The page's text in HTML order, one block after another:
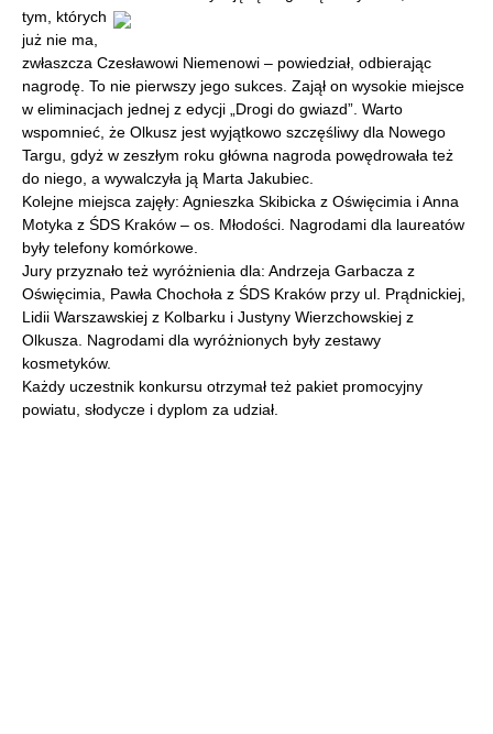
tym, których
już nie ma,
zwłaszcza Czesławowi Niemenowi – powiedział, odbierając
nagrodę. To nie pierwszy jego sukces. Zajął on wysokie miejsce
w eliminacjach jednej z edycji „Drogi do gwiazd”. Warto
wspomnieć, że Olkusz jest wyjątkowo szczęśliwy dla Nowego
Targu, gdyż w zeszłym roku główna nagroda powędrowała też
do niego, a wywalczyła ją Marta Jakubiec.
Kolejne miejsca zajęły: Agnieszka Skibicka z Oświęcimia i Anna
Motyka z ŚDS Kraków – os. Młodości. Nagrodami dla laureatów
były telefony komórkowe.
Jury przyznało też wyróżnienia dla: Andrzeja Garbacza z
Oświęcimia, Pawła Chochoła z ŚDS Kraków przy ul. Prądnickiej,
Lidii Warszawskiej z Kolbarku i Justyny Wierzchowskiej z
Olkusza. Nagrodami dla wyróżnionych były zestawy
kosmetyków.
Każdy uczestnik konkursu otrzymał też pakiet promocyjny
powiatu, słodycze i dyplom za udział.